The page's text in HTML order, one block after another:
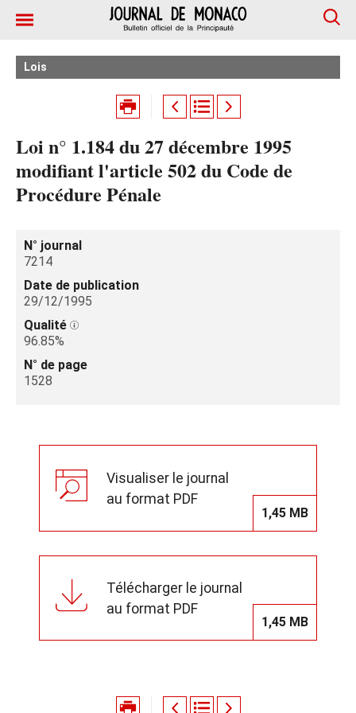
Lois
Loi n° 1.184 du 27 décembre 1995
modifiant l'article 502 du Code de
Procédure Pénale
N° journal
7214
Date de publication
29/12/1995
Qualité
96.85%
N° de page
1528
Visualiser le journal
au format PDF
1,45 MB
Télécharger le journal
au format PDF
1,45 MB